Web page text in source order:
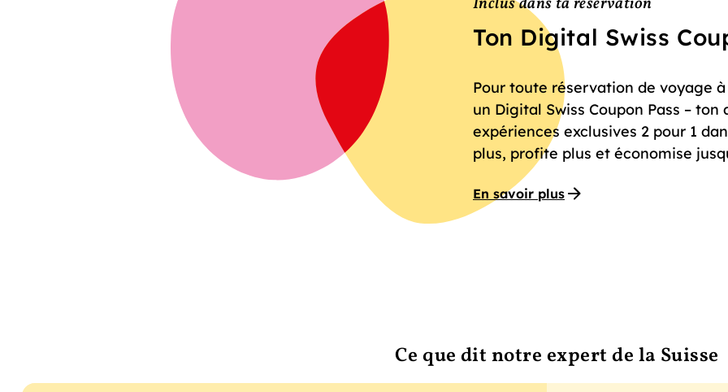
Ton Digital Swiss
Pour toute réservation de voyage
un Digital Swiss Coupon Pass – ton
expériences exclusives 2 pour 1
plus, profite plus et économise
En savoir plus
Ce que dit notre expert de la Suisse